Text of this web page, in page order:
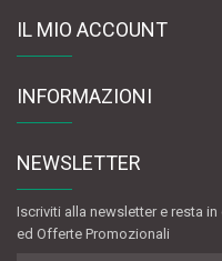
IL MIO ACCOUNT
INFORMAZIONI
NEWSLETTER
Iscriviti alla newsletter e resta
ed Offerte Promozionali